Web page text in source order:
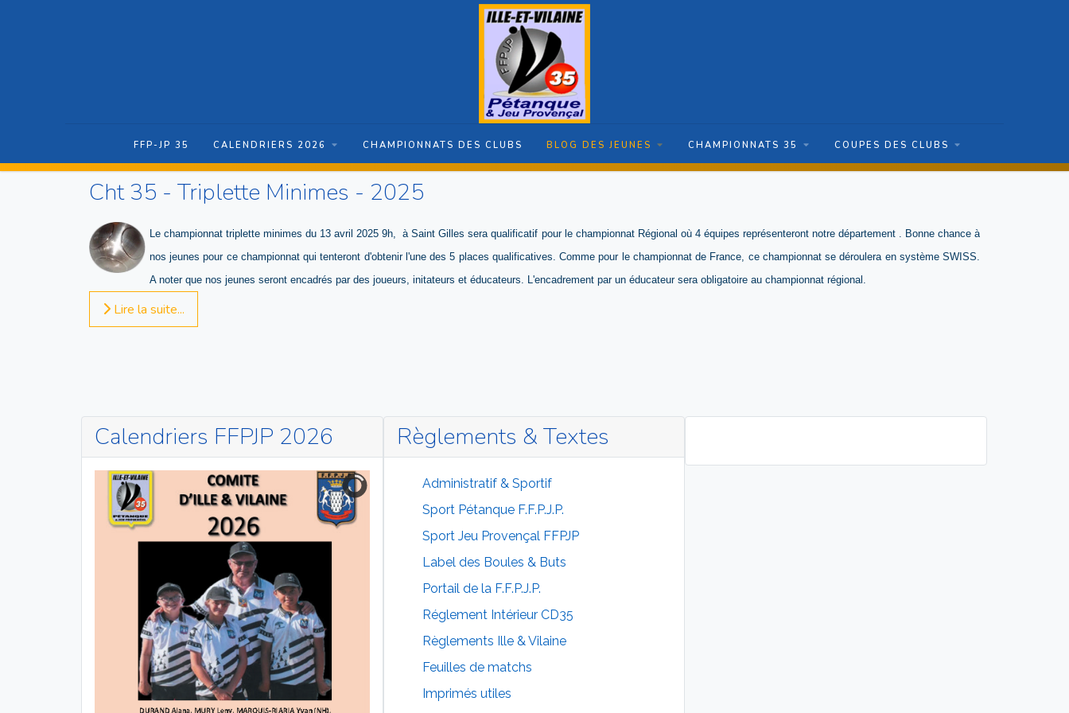
FFP-JP 35 CALENDRIERS 2026 CHAMPIONNATS DES CLUBS BLOG DES JEUNES CHAMPIONNATS 35 COUPES DES CLUBS
Cht 35 - Triplette Minimes - 2025
Le championnat triplette minimes du 13 avril 2025 9h, à Saint Gilles sera qualificatif pour le championnat Régional où 4 équipes représenteront notre département . Bonne chance à
nos jeunes pour ce championnat qui tenteront d'obtenir l'une des 5 places qualificatives. Comme pour le championnat de France, ce championnat se déroulera en système SWISS.
A noter que nos jeunes seront encadrés par des joueurs, initateurs et éducateurs. L'encadrement par un éducateur sera obligatoire au championnat régional.
Lire la suite...
Calendriers FFPJP 2026 Règlements & Textes
Administratif & Sportif
Sport Pétanque F.F.P.J.P.
Sport Jeu Provençal FFPJP
Label des Boules & Buts
Portail de la F.F.P.J.P.
Réglement Intérieur CD35
Règlements Ille & Vilaine
Feuilles de matchs
Imprimés utiles